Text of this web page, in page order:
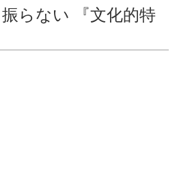
らない 『文化的特